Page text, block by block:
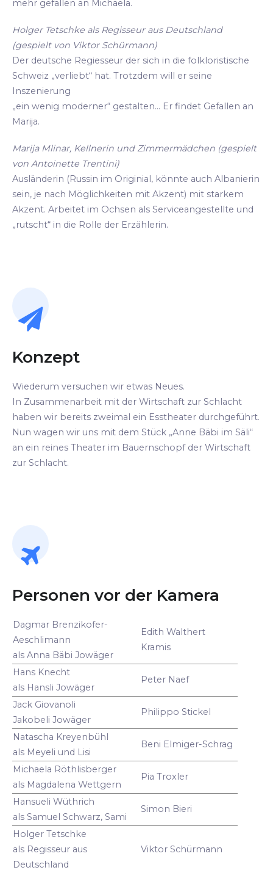
mehr gefallen an Michaela.
Holger Tetschke als Regisseur aus Deutschland
(gespielt von Viktor Schürmann)
Der deutsche Regiesseur der sich in die folkloristische
Schweiz „verliebt“ hat. Trotzdem will er seine
Inszenierung
„ein wenig moderner“ gestalten... Er findet Gefallen an
Marija.
Marija Mlinar, Kellnerin und Zimmermädchen (gespielt
von Antoinette Trentini)
Ausländerin (Russin im Originial, könnte auch Albanierin
sein, je nach Möglichkeiten mit Akzent) mit starkem
Akzent. Arbeitet im Ochsen als Serviceangestellte und
„rutscht“ in die Rolle der Erzählerin.
Konzept
Wiederum versuchen wir etwas Neues.
In Zusammenarbeit mit der Wirtschaft zur Schlacht
haben wir bereits zweimal ein Esstheater durchgeführt.
Nun wagen wir uns mit dem Stück „Anne Bäbi im Säli“
an ein reines Theater im Bauernschopf der Wirtschaft
zur Schlacht.
Personen vor der Kamera
Dagmar Brenzikofer-
Aeschlimann
als Anna Bäbi Jowäger
Edith Walthert
Kramis
Hans Knecht
als Hansli Jowäger
Peter Naef
Jack Giovanoli
Jakobeli Jowäger
Philippo Stickel
Natascha Kreyenbühl
als Meyeli und Lisi
Beni Elmiger-Schrag
Michaela Röthlisberger
als Magdalena Wettgern
Pia Troxler
Hansueli Wüthrich
als Samuel Schwarz, Sami
Simon Bieri
Holger Tetschke
als Regisseur aus
Deutschland
Viktor Schürmann